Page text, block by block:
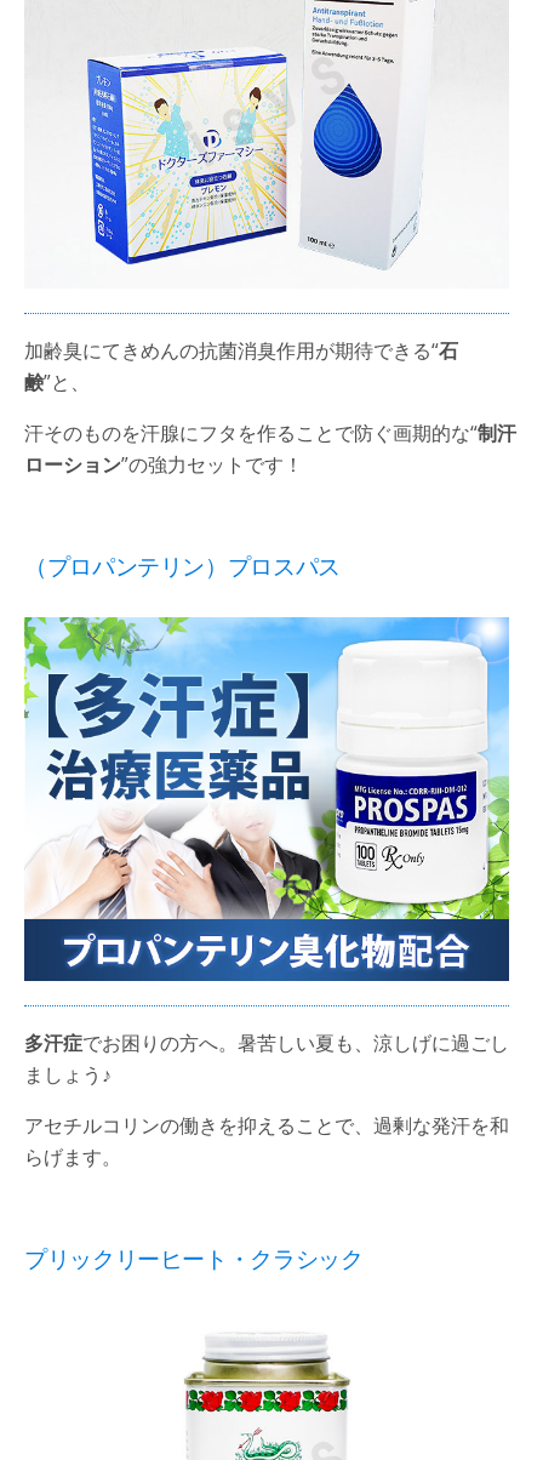
加齢臭にてきめんの抗菌消臭作用が期待できる“石
鹸”と、
汗そのものを汗腺にフタを作ることで防ぐ画期的な“制汗
ローション”の強力セットです！
（プロパンテリン）プロスパス
多汗症でお困りの方へ。暑苦しい夏も、涼しげに過ごし
ましょう♪
アセチルコリンの働きを抑えることで、過剰な発汗を和
らげます。
プリックリーヒート・クラシック